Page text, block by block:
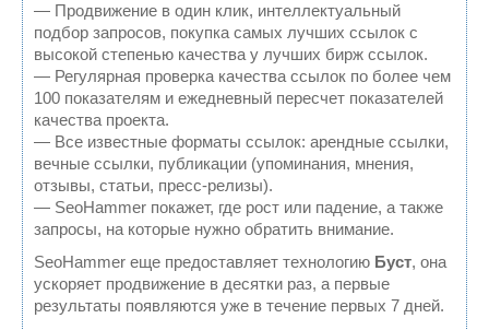
— Продвижение в один клик, интеллектуальный
подбор запросов, покупка самых лучших ссылок с
высокой степенью качества у лучших бирж ссылок.
— Регулярная проверка качества ссылок по более чем
100 показателям и ежедневный пересчет показателей
качества проекта.
— Все известные форматы ссылок: арендные ссылки,
вечные ссылки, публикации (упоминания, мнения,
отзывы, статьи, пресс-релизы).
— SeoHammer покажет, где рост или падение, а также
запросы, на которые нужно обратить внимание.
SeoHammer еще предоставляет технологию Буст, она
ускоряет продвижение в десятки раз, а первые
результаты появляются уже в течение первых 7 дней.